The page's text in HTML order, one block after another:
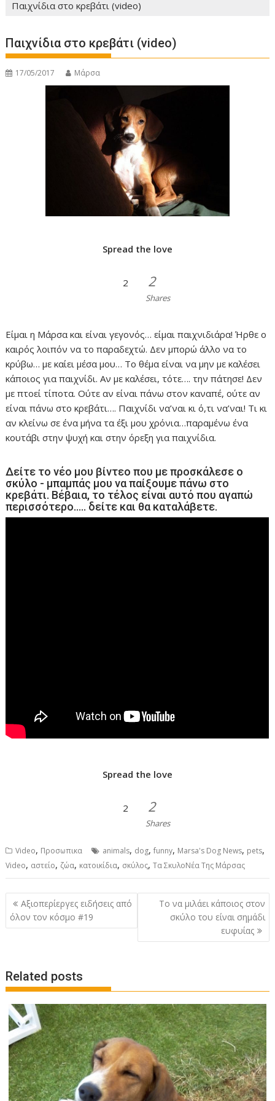
Παιχνίδια στο κρεβάτι (video)
Παιχνίδια στο κρεβάτι (video)
17/05/2017 Μάρσα
Spread the love
2 2
Shares
Είμαι η Μάρσα και είναι γεγονός… είμαι παιχνιδιάρα! Ήρθε ο
καιρός λοιπόν να το παραδεχτώ. Δεν μπορώ άλλο να το
κρύβω… με καίει μέσα μου… Το θέμα είναι να μην με καλέσει
κάποιος για παιχνίδι. Αν με καλέσει, τότε…. την πάτησε! Δεν
με πτοεί τίποτα. Ούτε αν είναι πάνω στον καναπέ, ούτε αν
είναι πάνω στο κρεβάτι…. Παιχνίδι να’ναι κι ό,τι να’ναι! Τι κι
αν κλείνω σε ένα μήνα τα έξι μου χρόνια…παραμένω ένα
κουτάβι στην ψυχή και στην όρεξη για παιχνίδια.
Δείτε το νέο μου βίντεο που με προσκάλεσε ο
σκύλο - μπαμπάς μου να παίξουμε πάνω στο
κρεβάτι. Βέβαια, το τέλος είναι αυτό που αγαπώ
περισσότερο….. δείτε και θα καταλάβετε.
Spread the love
2 2
Shares
Video, Προσωπικα animals, dog,funny, Marsa's Dog News, pets,
Video, αστείο, ζώα, κατοικίδια, σκύλος,Τα ΣκυλοΝέα Της Μάρσας
P
o
n
a
v
i
g
a
t
i
o
Αξιοπερίεργες ειδήσεις από
όλον τον κόσμο #19
Το να μιλάει κάποιος στον
σκύλο του είναι σημάδι
ευφυίας
Related posts